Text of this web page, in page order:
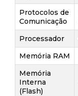
Protocolos de
Comunicação
Processador
Memória RAM
Memória
Interna
(Flash)